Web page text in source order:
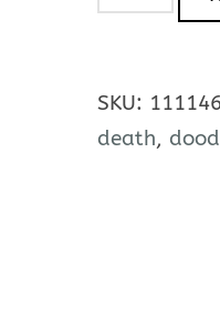
Butterfly
SKU: 111146
death, dood